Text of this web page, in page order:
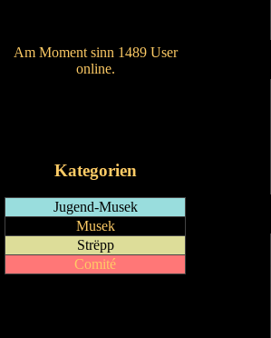
Am Moment sinn 1489 User
online.
Kategorien
Jugend-Musek
Musek
Strëpp
Comité